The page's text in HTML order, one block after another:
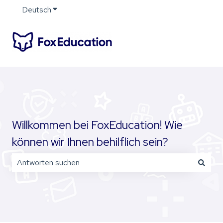
DeutschUntermenü für Übersetzungen anzeigen
Willkommen bei FoxEducation! Wie
können wir Ihnen behilflich sein?